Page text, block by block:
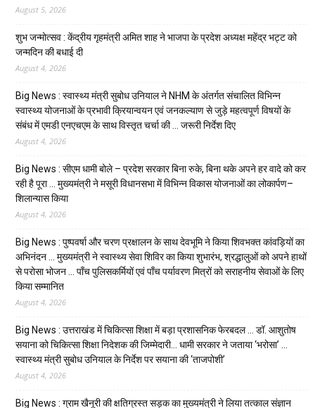
August 5, 2026
शुभ जन्मोत्सव : केंद्रीय गृहमंत्री अमित शाह ने भाजपा के प्रदेश अध्यक्ष महेंद्र भट्ट को
जन्मदिन की बधाई दी
August 4, 2026
Big News : स्वास्थ्य मंत्री सुबोध उनियाल ने NHM के अंतर्गत संचालित विभिन्न
स्वास्थ्य योजनाओं के प्रभावी क्रियान्वयन एवं जनकल्याण से जुड़े महत्वपूर्ण विषयों के
संबंध में एमडी एनएचएम के साथ विस्तृत चर्चा की … जरूरी निर्देश दिए
August 4, 2026
Big News : सीएम धामी बोले – प्रदेश सरकार बिना रुके, बिना थके अपने हर वादे को कर
रही है पूरा … मुख्यमंत्री ने मसूरी विधानसभा में विभिन्न विकास योजनाओं का लोकार्पण–
शिलान्यास किया
August 4, 2026
Big News : पुष्पवर्षा और चरण प्रक्षालन के साथ देवभूमि ने किया शिवभक्त कांवड़ियों का
अभिनंदन … मुख्यमंत्री ने स्वास्थ्य सेवा शिविर का किया शुभारंभ, श्रद्धालुओं को अपने हाथों
से परोसा भोजन … पाँच पुलिसकर्मियों एवं पाँच पर्यावरण मित्रों को सराहनीय सेवाओं के लिए
किया सम्मानित
August 4, 2026
Big News : उत्तराखंड में चिकित्सा शिक्षा में बड़ा प्रशासनिक फेरबदल … डॉ. आशुतोष
सयाना को चिकित्सा शिक्षा निदेशक की जिम्मेदारी… धामी सरकार ने जताया ‘भरोसा’ …
स्वास्थ्य मंत्री सुबोध उनियाल के निर्देश पर सयाना की ‘ताजपोशी’
August 4, 2026
Big News : ग्राम खैनूरी की क्षतिग्रस्त सड़क का मुख्यमंत्री ने लिया तत्काल संज्ञान